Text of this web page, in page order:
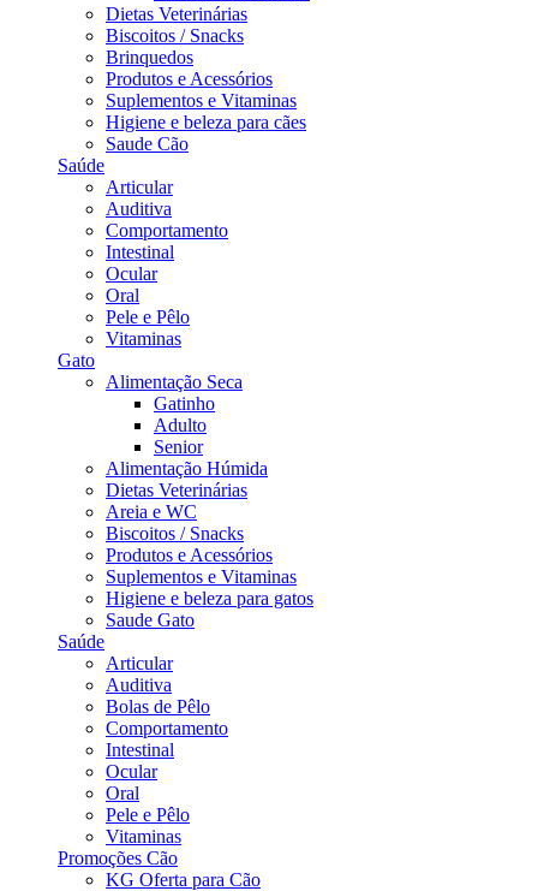
Dietas Veterinárias
Biscoitos / Snacks
Brinquedos
Produtos e Acessórios
Suplementos e Vitaminas
Higiene e beleza para cães
Saude Cão
Saúde
Articular
Auditiva
Comportamento
Intestinal
Ocular
Oral
Pele e Pêlo
Vitaminas
Gato
Alimentação Seca
Gatinho
Adulto
Senior
Alimentação Húmida
Dietas Veterinárias
Areia e WC
Biscoitos / Snacks
Produtos e Acessórios
Suplementos e Vitaminas
Higiene e beleza para gatos
Saude Gato
Saúde
Articular
Auditiva
Bolas de Pêlo
Comportamento
Intestinal
Ocular
Oral
Pele e Pêlo
Vitaminas
Promoções Cão
KG Oferta para Cão